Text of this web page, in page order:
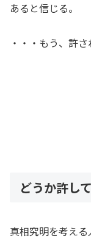
あると信じる。
・・・もう、許
どうか許し
真相究明を考え